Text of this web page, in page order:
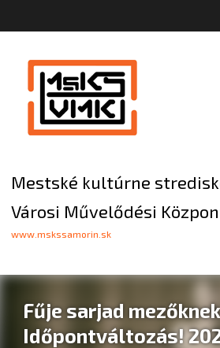
Mestské kultúrne
Városi Művelődési
www.mskssamorin.sk
Fűje sarjad
Időpontváltozás!